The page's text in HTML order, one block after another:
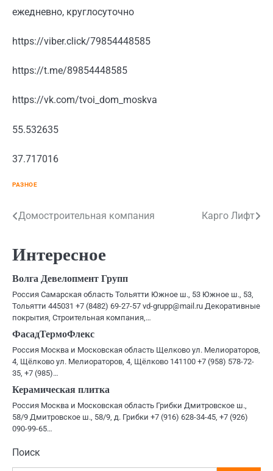
ежедневно, круглосуточно
https://viber.click/79854448585
https://t.me/89854448585
https://vk.com/tvoi_dom_moskva
55.532635
37.717016
РАЗНОЕ
Навигация
записям
Домостроительная компания Карго Лифт
Интересное
Волга Девелопмент Групп
Россия Самарская область Тольятти Южное ш., 53 Южное ш., 53,
Тольятти 445031 +7 (8482) 69-27-57 vd-grupp@mail.ru Декоративные
покрытия, Строительная компания,…
ФасадТермоФлекс
Россия Москва и Московская область Щелково ул. Мелиораторов,
4, Щёлково ул. Мелиораторов, 4, Щёлково 141100 +7 (958) 578-72-
35, +7 (985)…
Керамическая плитка
Россия Москва и Московская область Грибки Дмитровское ш.,
58/9 Дмитровское ш., 58/9, д. Грибки +7 (916) 628-34-45, +7 (926)
090-99-65…
Поиск